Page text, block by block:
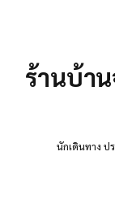
ร้านบ้า
นักเดินทาง ป